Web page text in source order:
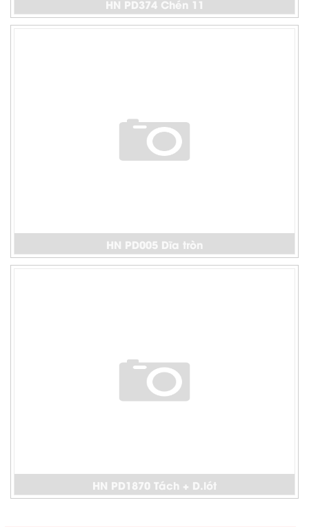
HN PD374 Chén 11
HN PD005 Dĩa tròn
HN PD1870 Tách + D.lót